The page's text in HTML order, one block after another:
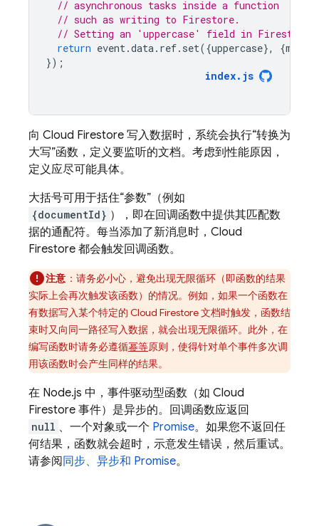
// asynchronous tasks inside a function
// such as writing to Firestore.
// Setting an 'uppercase' field in Firestore
return event.data. ref. set({uppercase}, {merge
});
index. js
向 Cloud Firestore 写入数据时，系统会执行“转换为
大写”函数，定义要监听的文档。考虑到性能原因，
定义应尽可能具体。
大括号可用于括住“参数”（例如
{documentId} ），即在回调函数中提供其匹配数
据的通配符。每当添加了新消息时， Cloud
Firestore 都会触发回调函数。
注意 ：请务必小心，避免出现无限循环（即函数的结果
实际上会再次触发该函数）的情况。例如，如果一个函数在
有数据写入某个特定的 Cloud Firestore文档时触发，函数结
束时又向同一路径写入数据，就会出现无限循环。此外，在
编写函数时请务必遵循幂等原则，使得针对单个事件多次调
用该函数时会产生同样的结果。
在 Node.js 中，事件驱动型函数（如 Cloud
Firestore 事件）是异步的。回调函数应返回
null 、一个对象或一个 Promise。如果您不返回任
何结果，函数就会超时，示意发生错误，然后重试。
请参阅 同步、异步和 Promise。